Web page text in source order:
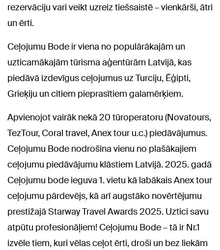
rezervāciju vari veikt uzreiz tiešsaistē – vienkārši, ātri
un ērti.
Ceļojumu Bode ir viena no populārākajām un
uzticamākajām tūrisma aģentūrām Latvijā, kas
piedāvā izdevīgus ceļojumus uz Turciju, Ēģipti,
Grieķiju un citiem pieprasītiem galamērķiem.
Apvienojot vairāk nekā 20 tūroperatoru (Novatours,
TezTour, Coral travel, Anex tour u.c.) piedāvājumus.
Ceļojumu Bode nodrošina vienu no plašākajiem
ceļojumu piedāvājumu klāstiem Latvijā. 2025. gadā
Ceļojumu bode ieguva 1. vietu kā labākais Anex tour
ceļojumu pārdevējs, kā arī augstāko novērtējumu
prestižajā Starway Travel Awards 2025. Uztici savu
atpūtu profesionāļiem! Ceļojumu Bode – tā ir Nr.1
izvēle tiem, kuri vēlas ceļot ērti, droši un bez liekām